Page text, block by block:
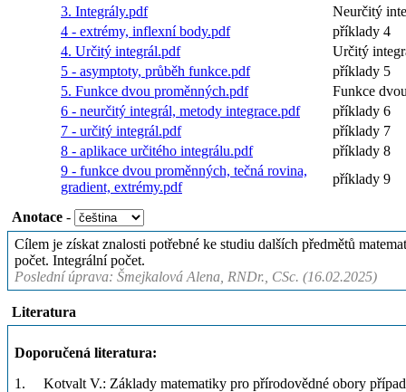
3. Integrály.pdf
Neurčitý
4 - extrémy, inflexní body.pdf
příklady 4
4. Určitý integrál.pdf
Určitý
5 - asymptoty, průběh funkce.pdf
příklady 5
5. Funkce dvou proměnných.pdf
Funkce
6 - neurčitý integrál, metody integrace.pdf
příklady 6
7 - určitý integrál.pdf
příklady 7
8 - aplikace určitého integrálu.pdf
příklady 8
9 - funkce dvou proměnných, tečná rovina,
gradient, extrémy.pdf
příklady 9
Anotace -
Cílem je získat znalosti potřebné ke studiu dalších předmětů
počet. Integrální počet.
Poslední úprava: Šmejkalová Alena, RNDr., CSc. (16.02.2025)
Literatura
Doporučená literatura:
1. Kotvalt V.: Základy matematiky pro přírodovědné obory